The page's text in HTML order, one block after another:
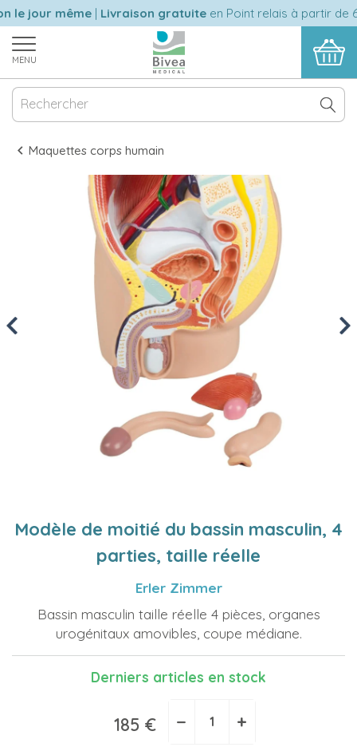
le jour même|Livraison gratuiteen Point relais à partir de
MENU
Maquettes corps humain
Previous
Modèle de moitié du bassin masculin, 4
parties, taille réelle
Erler Zimmer
Bassin masculin taille réelle 4 pièces, organes
urogénitaux amovibles, coupe médiane.
Derniers articles en stock
185 € − +